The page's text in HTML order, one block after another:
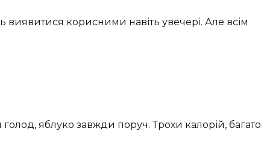
корисними навіть увечері. Але всім
яблуко завжди поруч. Трохи калорій, багато